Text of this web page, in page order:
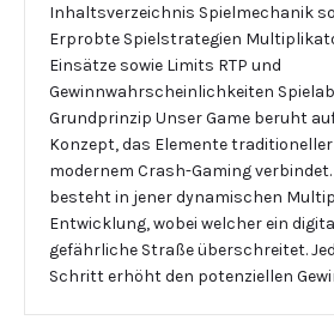
Inhaltsverzeichnis Spielmechanik
Erprobte Spielstrategien
Einsätze sowie Limits RTP und
Gewinnwahrscheinlichkeiten
Grundprinzip Unser Game beruht
Konzept, das Elemente
modernem Crash-Gaming
besteht in jener dynamischen
Entwicklung, wobei welcher ein
gefährliche Straße überschreitet.
Schritt erhöht den potenziellen